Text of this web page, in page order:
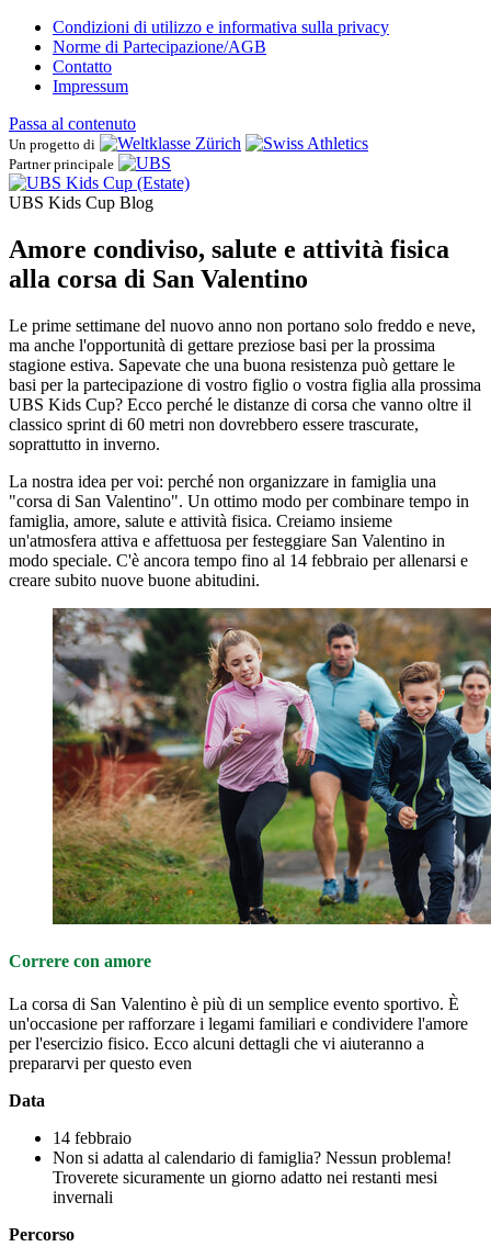
Condizioni di utilizzo e informativa sulla privacy
Norme di Partecipazione/AGB
Contatto
Impressum
Passa al contenuto
Un progetto di
Partner principale
UBS Kids Cup Blog
Amore condiviso, salute e attività fisica
alla corsa di San Valentino
Le prime settimane del nuovo anno non portano solo freddo e neve,
ma anche l'opportunità di gettare preziose basi per la prossima
stagione estiva. Sapevate che una buona resistenza può gettare le
basi per la partecipazione di vostro figlio o vostra figlia alla prossima
UBS Kids Cup? Ecco perché le distanze di corsa che vanno oltre il
classico sprint di 60 metri non dovrebbero essere trascurate,
soprattutto in inverno.
La nostra idea per voi: perché non organizzare in famiglia una
"corsa di San Valentino". Un ottimo modo per combinare tempo in
famiglia, amore, salute e attività fisica. Creiamo insieme
un'atmosfera attiva e affettuosa per festeggiare San Valentino in
modo speciale. C'è ancora tempo fino al 14 febbraio per allenarsi e
creare subito nuove buone abitudini.
Correre con amore
La corsa di San Valentino è più di un semplice evento sportivo. È
un'occasione per rafforzare i legami familiari e condividere l'amore
per l'esercizio fisico. Ecco alcuni dettagli che vi aiuteranno a
prepararvi per questo even
Data
14 febbraio
Non si adatta al calendario di famiglia? Nessun problema!
Troverete sicuramente un giorno adatto nei restanti mesi
invernali
Percorso